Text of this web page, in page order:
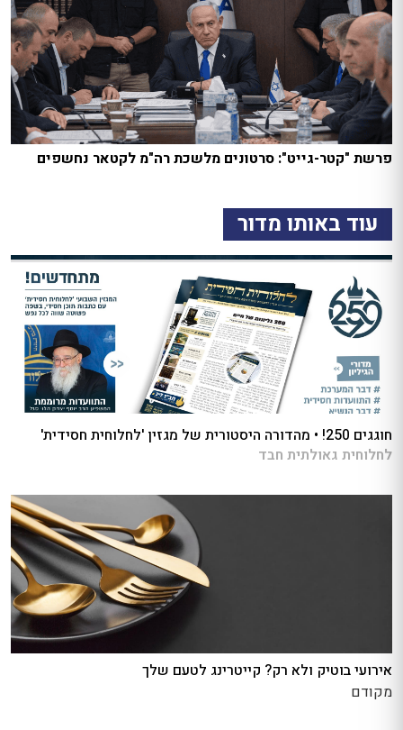
פרשת "קטר-גייט": סרטונים מלשכת רה"מ לקטאר נחשפים
עוד באותו מדור
חוגגים 250! • מהדורה היסטורית של מגזין 'לחלוחית חסידית'
לחלוחית גאולתית חבד
אירועי בוטיק ולא רק? קייטרינג לטעם שלך
מקודם